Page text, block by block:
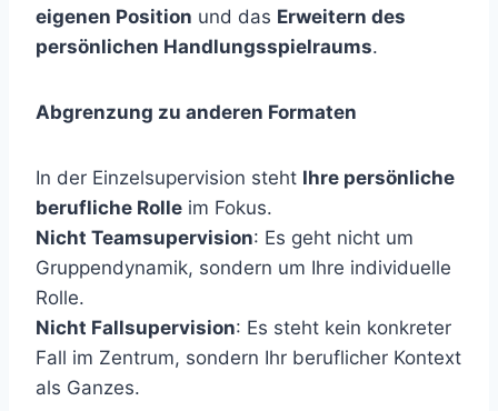
eigenen Position und das Erweitern des
persönlichen Handlungsspielraums.
Abgrenzung zu anderen Formaten
In der Einzelsupervision steht Ihre persönliche
berufliche Rolle im Fokus.
Nicht Teamsupervision: Es geht nicht um
Gruppendynamik, sondern um Ihre individuelle
Rolle.
Nicht Fallsupervision: Es steht kein konkreter
Fall im Zentrum, sondern Ihr beruflicher Kontext
als Ganzes.